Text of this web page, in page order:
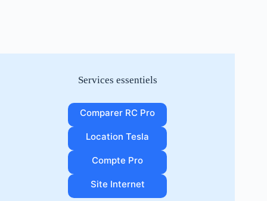
Services essentiels
Comparer RC Pro
Location Tesla
Compte Pro
Site Internet